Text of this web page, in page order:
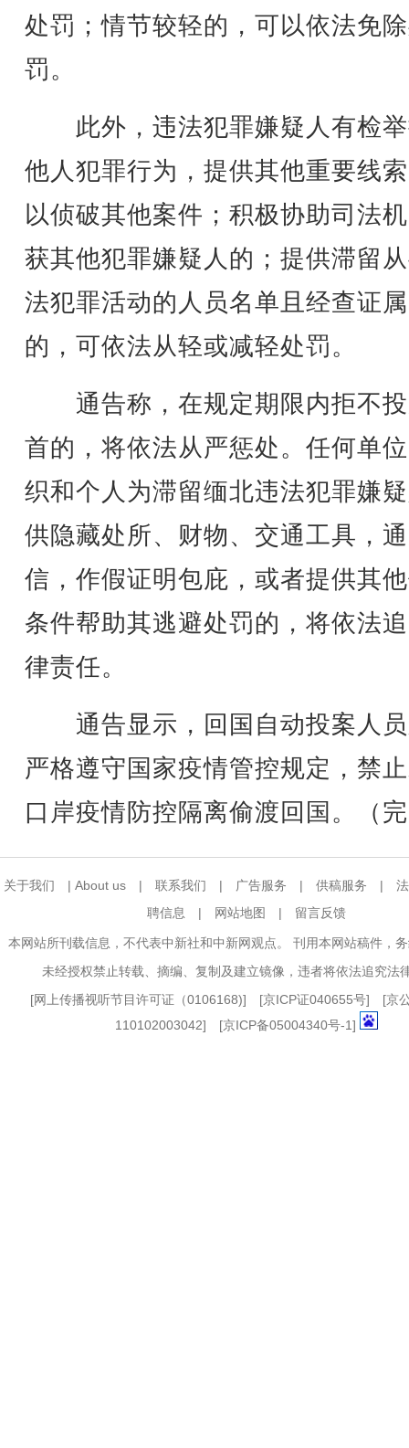
处罚；情节较轻的，可以依法免
罚。
此外，违法犯罪嫌疑人有检
他人犯罪行为，提供其他重要线
以侦破其他案件；积极协助司法
获其他犯罪嫌疑人的；提供滞留
法犯罪活动的人员名单且经查证
的，可依法从轻或减轻处罚。
通告称，在规定期限内拒不
首的，将依法从严惩处。任何单
织和个人为滞留缅北违法犯罪嫌
供隐藏处所、财物、交通工具，
信，作假证明包庇，或者提供其
条件帮助其逃避处罚的，将依法
律责任。
通告显示，回国自动投案人
严格遵守国家疫情管控规定，禁
口岸疫情防控隔离偷渡回国。（
关于我们 | About us | 联系我们 | 广告服务 | 供稿服务 |
聘信息
| 网站地图 | 留言反馈
本网站所刊载信息，不代表中新社和中新网观点。 刊用本网站稿件，
未经授权禁止转载、摘编、复制及建立镜像，违者将依法追究法
[网上传播视听节目许可证（0106168)] [京ICP证040655号] [京
110102003042] [京ICP备05004340号-1]